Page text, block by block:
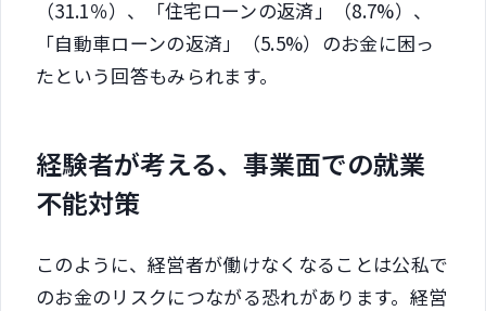
（31.1％）、「住宅ローンの返済」（8.7%）、
「自動車ローンの返済」（5.5%）のお金に困っ
たという回答もみられます。
経験者が考える、事業面での就業
不能対策
このように、経営者が働けなくなることは公私で
のお金のリスクにつながる恐れがあります。経営